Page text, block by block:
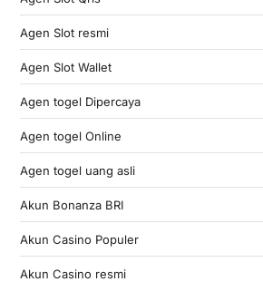
Agen Slot resmi
Agen Slot Wallet
Agen togel Dipercaya
Agen togel Online
Agen togel uang asli
Akun Bonanza BRI
Akun Casino Populer
Akun Casino resmi